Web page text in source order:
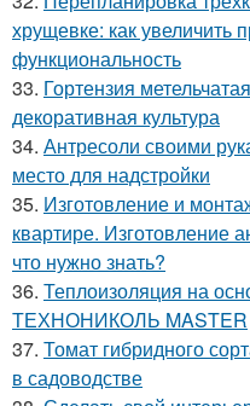
хрущевке: как увеличить
функциональность
33. Гортензия
декоративная культура
34. Антресоли своими
место для надстройки
35. Изготовление и
квартире. Изготовление
что нужно знать?
36. Теплоизоляция на
ТЕХНОНИКОЛЬ MASTER
37. Томат гибридного
в садоводстве